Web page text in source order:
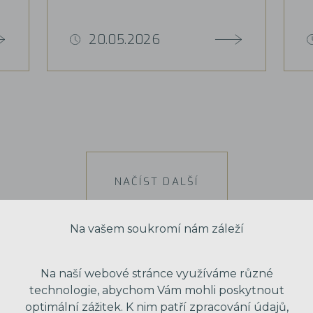
20.05.2026
NAČÍST DALŠÍ
Na vašem soukromí nám záleží
Na naší webové stránce využíváme různé
technologie, abychom Vám mohli poskytnout
optimální zážitek. K nim patří zpracování údajů,